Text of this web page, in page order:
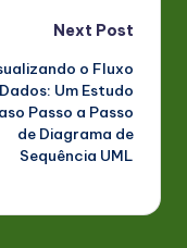
Next Post
o Fluxo
Um Estudo
Passo a Passo
de Diagrama de
Sequência UML